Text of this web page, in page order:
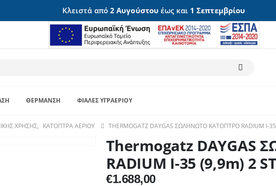
Κλειστά από 2 Αυγούστου έως και 1 Σεπτεμβρίου
ΘΈΡΜΑΝΣΗ ΦΙΆΛΕΣ ΥΓΡΑΕΡΊΟΥ
ΧΡΉΣΗΣ, ΚΆΤΟΠΤΡΑ ΑΕΡΊΟΥ THERMOGATZ DAYGAS ΣΩΛΗΝΩΤΟ ΚΑΤΟΠΤΡΟ RADIUM I-35
Thermogatz
RADIUM I-35 (9,9m) 2
€1.688,00